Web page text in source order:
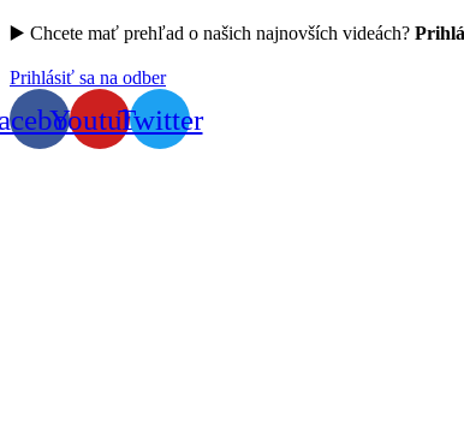
▶️ Chcete mať prehľad o našich najnovších videách?
Prihlásiť sa na odber
YoutubeTwitter